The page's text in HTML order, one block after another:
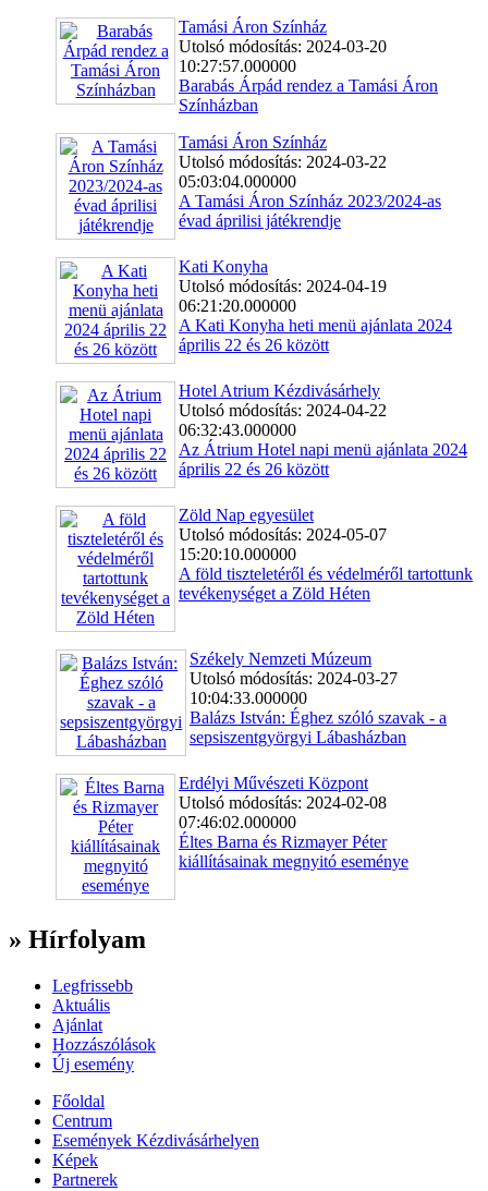
Tamási Áron Színház
Utolsó módosítás: 2024-03-20
10:27:57.000000
Barabás Árpád rendez a Tamási Áron
Színházban
Tamási Áron Színház
Utolsó módosítás: 2024-03-22
05:03:04.000000
A Tamási Áron Színház 2023/2024-as
évad áprilisi játékrendje
Kati Konyha
Utolsó módosítás: 2024-04-19
06:21:20.000000
A Kati Konyha heti menü ajánlata 2024
április 22 és 26 között
Hotel Atrium Kézdivásárhely
Utolsó módosítás: 2024-04-22
06:32:43.000000
Az Átrium Hotel napi menü ajánlata 2024
április 22 és 26 között
Zöld Nap egyesület
Utolsó módosítás: 2024-05-07
15:20:10.000000
A föld tiszteletéről és védelméről tartottunk
tevékenységet a Zöld Héten
Székely Nemzeti Múzeum
Utolsó módosítás: 2024-03-27
10:04:33.000000
Balázs István: Éghez szóló szavak - a
sepsiszentgyörgyi Lábasházban
Erdélyi Művészeti Központ
Utolsó módosítás: 2024-02-08
07:46:02.000000
Éltes Barna és Rizmayer Péter
kiállításainak megnyitó eseménye
» Hírfolyam
Legfrissebb
Aktuális
Ajánlat
Hozzászólások
Új esemény
Főoldal
Centrum
Események Kézdivásárhelyen
Képek
Partnerek